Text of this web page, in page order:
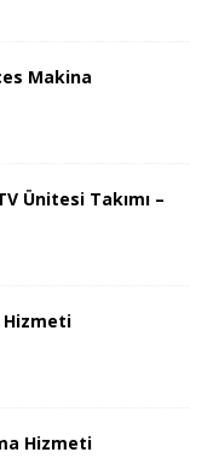
Makina
Ünitesi Takımı –
Hizmeti
Hizmeti